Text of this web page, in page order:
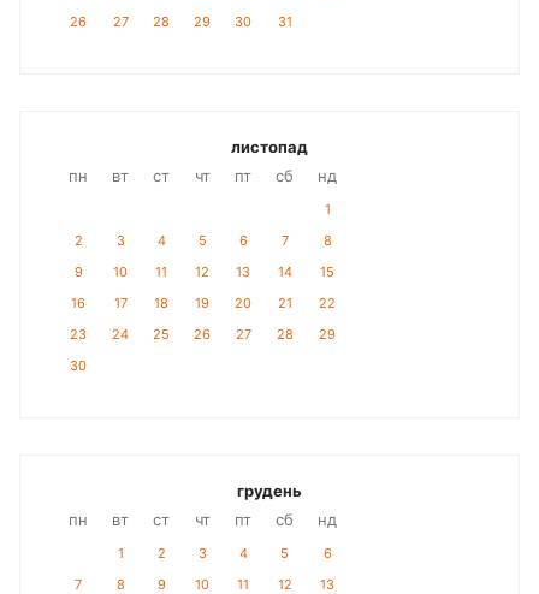
26
27 28 29 30 31
листопад
пн
вт ст чт пт сб нд
1
2
3 4 5 6 7
8
9
10 11 12 13 14
15
16
17 18 19 20 21
22
23
24 25 26 27 28
29
30
грудень
пн
вт ст чт пт сб нд
1 2 3 4 5
6
7
8 9 10 11 12
13